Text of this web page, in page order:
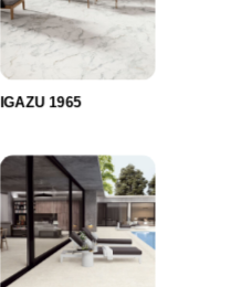
IGAZU 1965